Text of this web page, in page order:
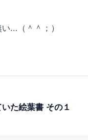
...（＾＾；）
た絵葉書 その１